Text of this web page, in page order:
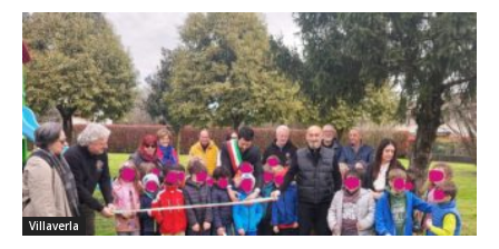
Villaverla